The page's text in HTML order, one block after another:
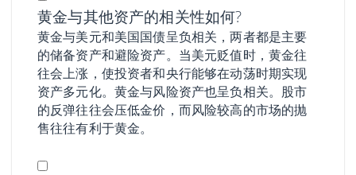
黄金与其他资产的相关性如何?
黄金与美元和美国国债呈负相关，两者都是主要
的储备资产和避险资产。当美元贬值时，黄金往
往会上涨，使投资者和央行能够在动荡时期实现
资产多元化。黄金与风险资产也呈负相关。股市
的反弹往往会压低金价，而风险较高的市场的抛
售往往有利于黄金。